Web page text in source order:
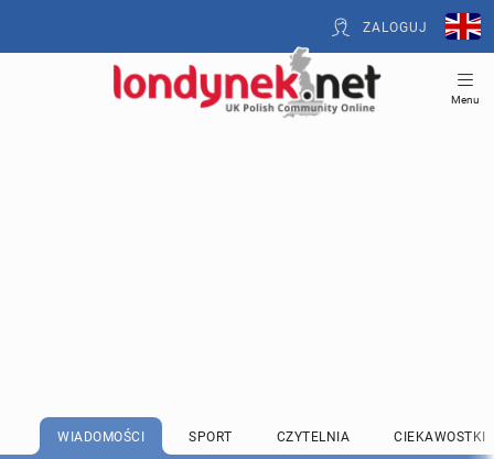
ZALOGUJ
Menu
WIADOMOŚCI SPORT CZYTELNIA CIEKAWOSTKI